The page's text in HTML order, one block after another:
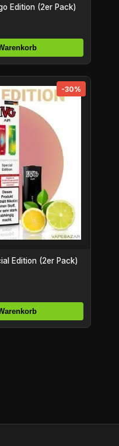
Edition (2er Pack)
-30%
Edition (2er Pack)